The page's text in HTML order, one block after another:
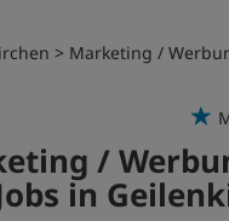
Marketing /
/
in